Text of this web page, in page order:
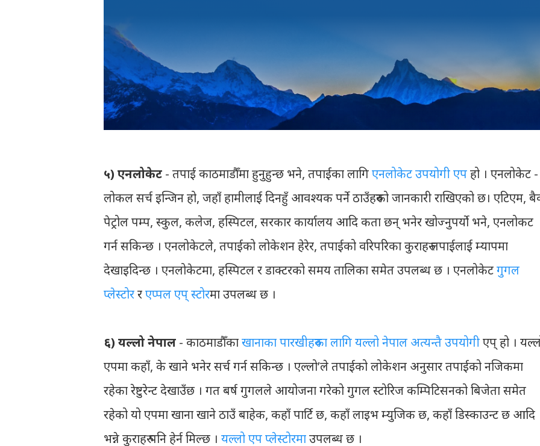
५) एनलोकेट - तपाई काठमाडौँमा हुनुहुन्छ भने, तपाईका लागिएनलोकेट उपयोगी एपहो । एनलोकेट -
लोकल सर्च इन्जिन हो, जहाँ हामीलाई दिनहुँ आवश्यक पर्ने ठाउँहरुको जानकारी राखिएको छ। एटिएम,
पेट्रोल पम्प, स्कुल, कलेज, हस्पिटल, सरकार कार्यालय आदि कता छन् भनेर खोज्नुपर्यो भने, एनलोकट
गर्न सकिन्छ । एनलोकेटले, तपाईको लोकेशन हेरेर, तपाईको वरिपरिका कुराहरु तपाईलाई म्यापमा
देखाइदिन्छ । एनलोकेटमा, हस्पिटल र डाक्टरको समय तालिका समेत उपलब्ध छ । एनलोकेटगुगल
प्लेस्टोररएप्पल एप् स्टोरमा उपलब्ध छ ।
६) यल्लो नेपाल - काठमाडौँकाखानाका पारखीहरुका लागि यल्लो नेपाल अत्यन्तै उपयोगीएप् हो ।
एपमा कहाँ, के खाने भनेर सर्च गर्न सकिन्छ । एल्लो’ले तपाईको लोकेशन अनुसार तपाईको नजिकमा
रहेका रेष्टुरेन्ट देखाउँछ । गत बर्ष गुगलले आयोजना गरेको गुगल स्टोरिज कम्पिटिसनको बिजेता समेत
रहेको यो एपमा खाना खाने ठाउँ बाहेक, कहाँ पार्टि छ, कहाँ लाइभ म्युजिक छ, कहाँ डिस्काउन्ट छ आदि
भन्ने कुराहरु पनि हेर्न मिल्छ । यल्लो एप प्लेस्टोरमाउपलब्ध छ ।